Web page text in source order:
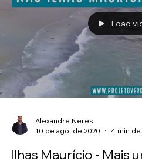
Já parou para pensar o quanto
cidade, até mesmo no seu
do mês...